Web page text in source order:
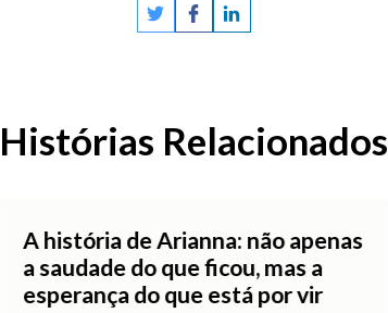
Histórias Relacionados
A história de Arianna: não apenas
a saudade do que ficou, mas a
esperança do que está por vir